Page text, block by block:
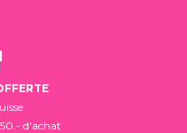
d'achat